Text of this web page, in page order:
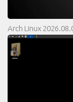
Arch Linux